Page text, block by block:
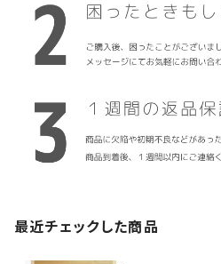
最近チェックした商品